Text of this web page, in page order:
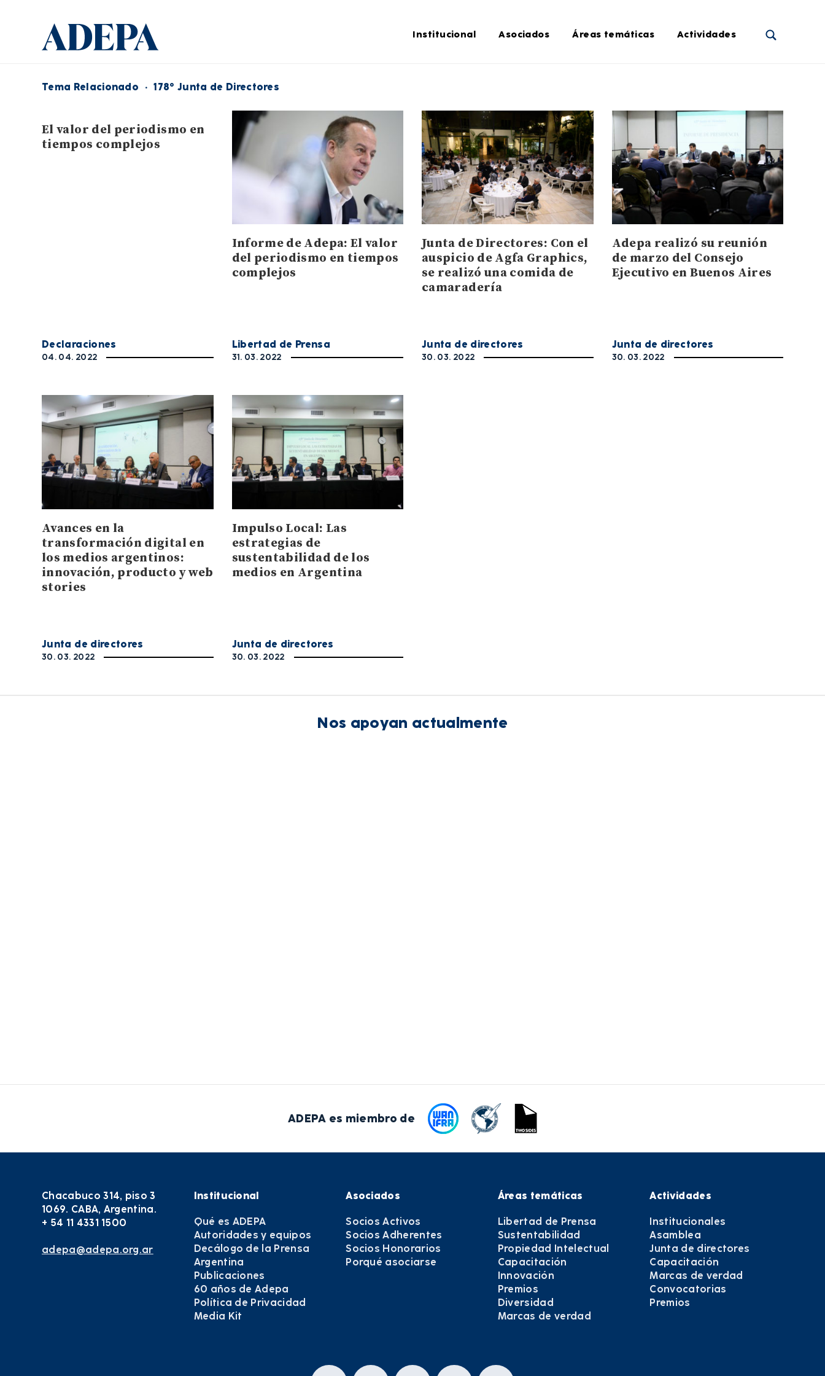
Institucional Asociados Áreas temáticas Actividades
Tema Relacionado · 178° Junta de Directores
El valor del periodismo en
tiempos complejos
Declaraciones
04. 04. 2022
Informe de Adepa: El valor
del periodismo en tiempos
complejos
Libertad de Prensa
31. 03. 2022
Junta de Directores: Con el
auspicio de Agfa Graphics,
se realizó una comida de
camaradería
Junta de directores
30. 03. 2022
Adepa realizó su reunión
de marzo del Consejo
Ejecutivo en Buenos Aires
Junta de directores
30. 03. 2022
Avances en la
transformación digital en
los medios argentinos:
innovación, producto y web
stories
Junta de directores
30. 03. 2022
Impulso Local: Las
estrategias de
sustentabilidad de los
medios en Argentina
Junta de directores
30. 03. 2022
Nos apoyan actualmente
ADEPA es miembro de
Chacabuco 314, piso 3
1069. CABA, Argentina.
+ 54 11 4331 1500
adepa@adepa.org.ar
Institucional
Qué es ADEPA
Autoridades y equipos
Decálogo de la Prensa
Argentina
Publicaciones
60 años de Adepa
Política de Privacidad
Media Kit
Asociados
Socios Activos
Socios Adherentes
Socios Honorarios
Porqué asociarse
Áreas temáticas
Libertad de Prensa
Sustentabilidad
Propiedad Intelectual
Capacitación
Innovación
Premios
Diversidad
Marcas de verdad
Actividades
Institucionales
Asamblea
Junta de directores
Capacitación
Marcas de verdad
Convocatorias
Premios